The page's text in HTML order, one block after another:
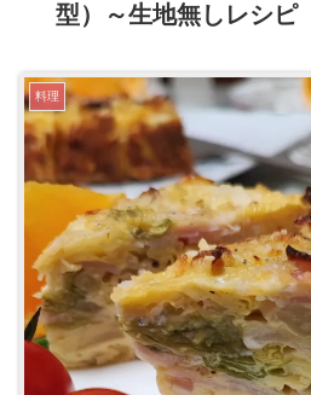
型）～生地無しレシピ
料理